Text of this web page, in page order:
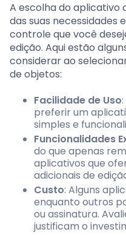
A escolha do
das suas necessidades
controle que você
edição. Aqui estão
considerar ao
de objetos:
Facilidade de Uso
preferir um
simples e
Funcionalidades
do que apenas
aplicativos que
adicionais de
Custo: Alguns
enquanto outros
ou assinatura.
justificam o